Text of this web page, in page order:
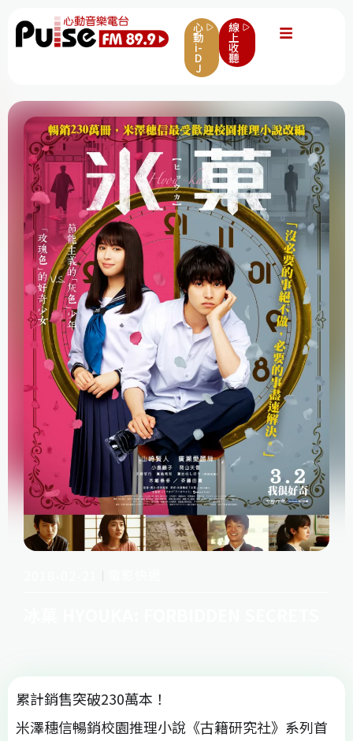
心
動
i-
D
J
線
上
收
聽
累計銷售突破230萬本！
米澤穗信暢銷校園推理小說《古籍研究社》系列首